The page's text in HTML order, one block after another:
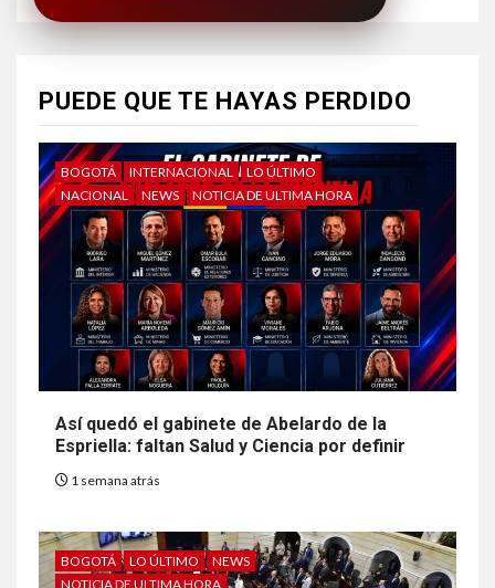
PUEDE QUE TE HAYAS PERDIDO
BOGOTÁ INTERNACIONAL
LO ÚLTIMO
NACIONAL
NEWS NOTICIA DE ULTIMA HORA
Así quedó el gabinete de Abelardo de la
Espriella: faltan Salud y Ciencia por definir
1 semana atrás
BOGOTÁ LO ÚLTIMO
NEWS
NOTICIA DE ULTIMA HORA